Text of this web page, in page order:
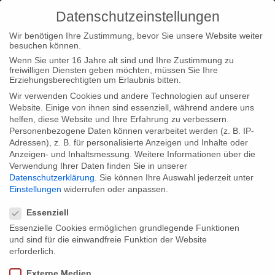
Home Type|News Metropolis: Rectification to “LemonAid”
Metropolis: Rectification to “LemonAid”
In the Metropolis-feature “‘Von El Bulli’ zu ‘Taste the Waste'”
(broadcast on Arte the 17th of september 2011) by mistake we
showed the drink “LemonAid” to illustrate the principle of
molecular cuisine, which often uses chemical additives for the
Datenschutzeinstellungen
Wir benötigen Ihre Zustimmung, bevor Sie unsere Website weiter
besuchen können.
Wenn Sie unter 16 Jahre alt sind und Ihre Zustimmung zu
freiwilligen Diensten geben möchten, müssen Sie Ihre
Erziehungsberechtigten um Erlaubnis bitten.
Wir verwenden Cookies und andere Technologien auf unserer
Website. Einige von ihnen sind essenziell, während andere uns
helfen, diese Website und Ihre Erfahrung zu verbessern.
Personenbezogene Daten können verarbeitet werden (z. B. IP-
Adressen), z. B. für personalisierte Anzeigen und Inhalte oder
Anzeigen- und Inhaltsmessung. Weitere Informationen über die
Verwendung Ihrer Daten finden Sie in unserer
Datenschutzerklärung
Sie können Ihre Auswahl jederzeit unter
Einstellungen widerrufen oder anpassen.
Essenziell
Essenzielle Cookies ermöglichen grundlegende Funktionen
und sind für die einwandfreie Funktion der Website
erforderlich.